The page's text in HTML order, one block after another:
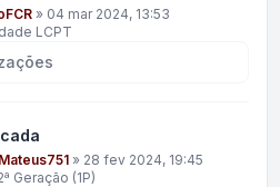
» 04 mar 2024, 13:53
LCPT
» 28 fev 2024, 19:45
Geração (1P)